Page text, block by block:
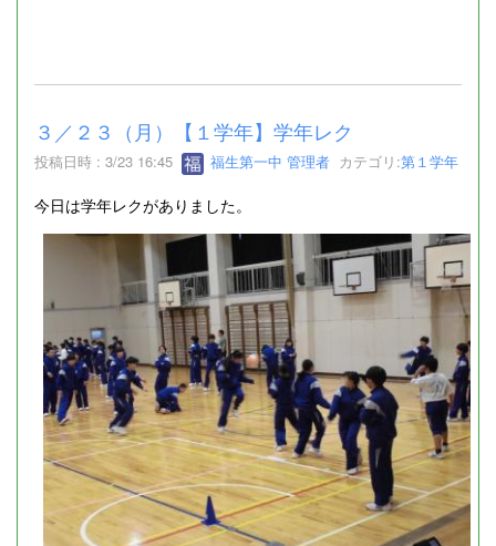
３／２３（月）【１学年】学年レク
投稿日時 : 3/23 16:45 福生第一中 管理者 カテゴリ:第１学年
今日は学年レクがありました。